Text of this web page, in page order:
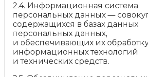
2.4. Информационная система
персональных данных —
содержащихся в базах данных
персональных данных,
и обеспечивающих их
информационных технологий
и технических средств.